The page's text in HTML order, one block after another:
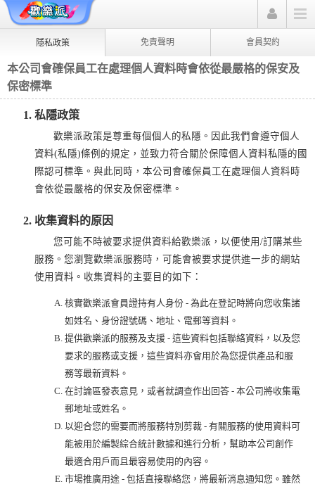
隱私政策 免責聲明 會員契約
本公司會確保員工在處理個人資料時會依從最嚴格的保安及
保密標準
私隱政策
歡樂派政策是尊重每個個人的私隱。因此我們會遵守個人
資料(私隱)條例的規定，並致力符合關於保障個人資料私隱的國
際認可標準。與此同時，本公司會確保員工在處理個人資料時
會依從最嚴格的保安及保密標準。
收集資料的原因
您可能不時被要求提供資料給歡樂派，以便使用/訂購某些
服務。您瀏覽歡樂派服務時，可能會被要求提供進一步的網站
使用資料。收集資料的主要目的如下：
核實歡樂派會員證持有人身份 - 為此在登記時將向您收集諸
如姓名、身份證號碼、地址、電郵等資料。
提供歡樂派的服務及支援 - 這些資料包括聯絡資料，以及您
要求的服務或支援，這些資料亦會用於為您提供產品和服
務等最新資料。
在討論區發表意見，或者就調查作出回答 - 本公司將收集電
郵地址或姓名。
以迎合您的需要而將服務特別剪裁 - 有關服務的使用資料可
能被用於編製綜合統計數據和進行分析，幫助本公司創作
最適合用戶而且最容易使用的內容。
市場推廣用途 - 包括直接聯絡您，將最新消息通知您。雖然